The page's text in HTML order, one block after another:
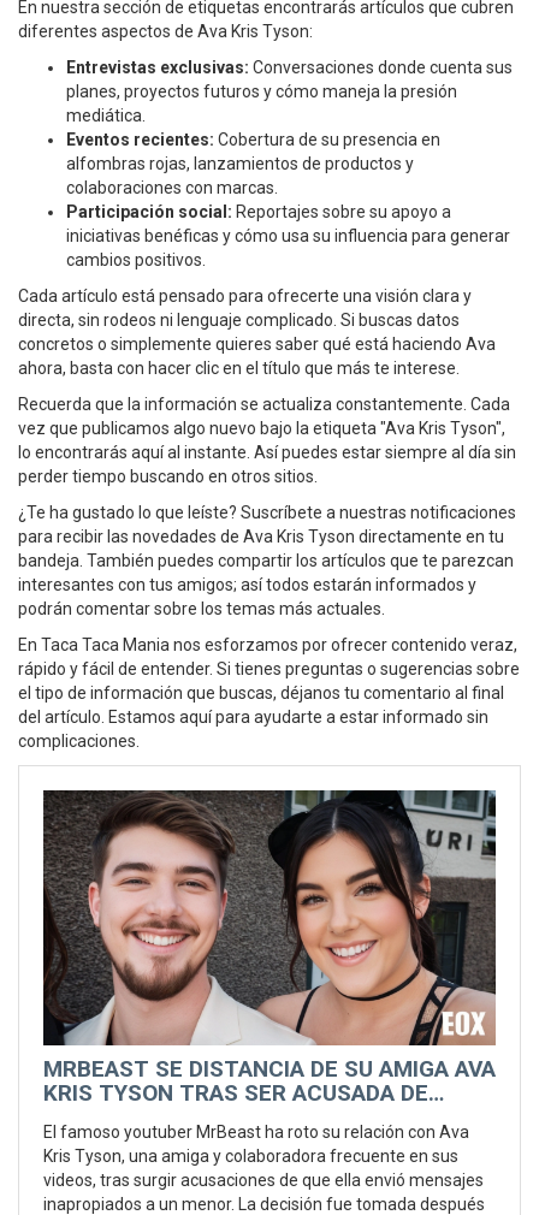
En nuestra sección de etiquetas encontrarás artículos que cubren
diferentes aspectos de Ava Kris Tyson:
Entrevistas exclusivas: Conversaciones donde cuenta sus
planes, proyectos futuros y cómo maneja la presión
mediática.
Eventos recientes: Cobertura de su presencia en
alfombras rojas, lanzamientos de productos y
colaboraciones con marcas.
Participación social: Reportajes sobre su apoyo a
iniciativas benéficas y cómo usa su influencia para generar
cambios positivos.
Cada artículo está pensado para ofrecerte una visión clara y
directa, sin rodeos ni lenguaje complicado. Si buscas datos
concretos o simplemente quieres saber qué está haciendo Ava
ahora, basta con hacer clic en el título que más te interese.
Recuerda que la información se actualiza constantemente. Cada
vez que publicamos algo nuevo bajo la etiqueta "Ava Kris Tyson",
lo encontrarás aquí al instante. Así puedes estar siempre al día sin
perder tiempo buscando en otros sitios.
¿Te ha gustado lo que leíste? Suscríbete a nuestras notificaciones
para recibir las novedades de Ava Kris Tyson directamente en tu
bandeja. También puedes compartir los artículos que te parezcan
interesantes con tus amigos; así todos estarán informados y
podrán comentar sobre los temas más actuales.
En Taca Taca Mania nos esforzamos por ofrecer contenido veraz,
rápido y fácil de entender. Si tienes preguntas o sugerencias sobre
el tipo de información que buscas, déjanos tu comentario al final
del artículo. Estamos aquí para ayudarte a estar informado sin
complicaciones.
MRBEAST SE DISTANCIA DE SU AMIGA AVA
KRIS TYSON TRAS SER ACUSADA DE
MENOR
El famoso youtuber MrBeast ha roto su relación con Ava
Kris Tyson, una amiga y colaboradora frecuente en sus
videos, tras surgir acusaciones de que ella envió mensajes
inapropiados a un menor. La decisión fue tomada después